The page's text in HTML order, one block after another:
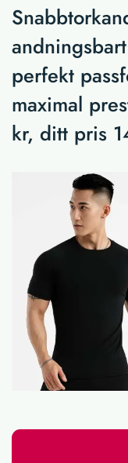
perfekt
maximal
kr, ditt pris